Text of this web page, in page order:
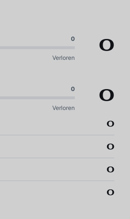
0
Verloren
0
0
Verloren
0
0
0
0
0